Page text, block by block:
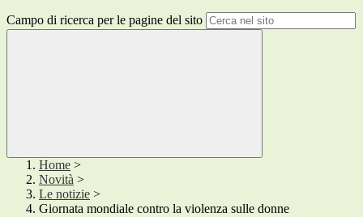
Campo di ricerca per le pagine del sito
Home >
Novità >
Le notizie >
Giornata mondiale contro la violenza sulle donne